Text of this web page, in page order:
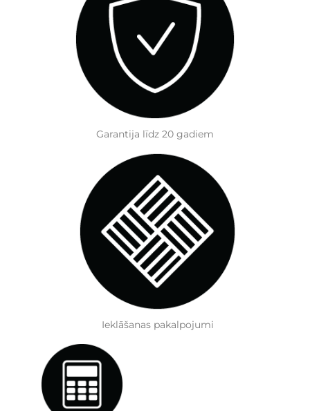
Garantija līdz 20 gadiem
Ieklāšanas pakalpojumi